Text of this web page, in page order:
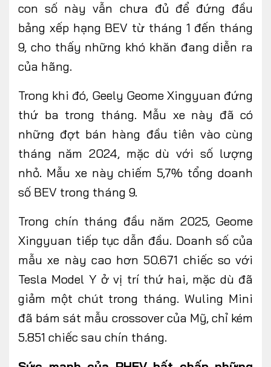
con số này vẫn chưa đủ để đứng đầu
bảng xếp hạng BEV từ tháng 1 đến tháng
9, cho thấy những khó khăn đang diễn ra
của hãng.
Trong khi đó, Geely Geome Xingyuan đứng
thứ ba trong tháng. Mẫu xe này đã có
những đợt bán hàng đầu tiên vào cùng
tháng năm 2024, mặc dù với số lượng
nhỏ. Mẫu xe này chiếm 5,7% tổng doanh
số BEV trong tháng 9.
Trong chín tháng đầu năm 2025, Geome
Xingyuan tiếp tục dẫn đầu. Doanh số của
mẫu xe này cao hơn 50.671 chiếc so với
Tesla Model Y ở vị trí thứ hai, mặc dù đã
giảm một chút trong tháng. Wuling Mini
đã bám sát mẫu crossover của Mỹ, chỉ kém
5.851 chiếc sau chín tháng.